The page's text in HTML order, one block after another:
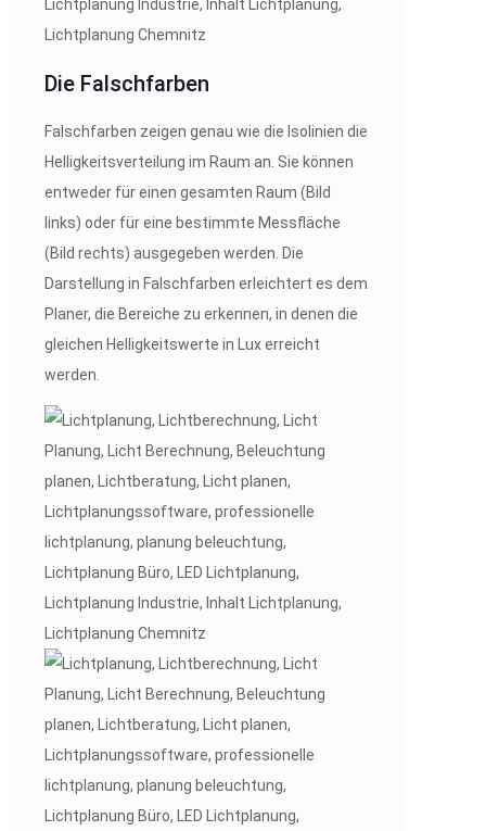
Die Falschfarben
Falschfarben zeigen genau wie die Isolinien die
Helligkeitsverteilung im Raum an. Sie können
entweder für einen gesamten Raum (Bild
links) oder für eine bestimmte Messfläche
(Bild rechts) ausgegeben werden. Die
Darstellung in Falschfarben erleichtert es dem
Planer, die Bereiche zu erkennen, in denen die
gleichen Helligkeitswerte in Lux erreicht
werden.